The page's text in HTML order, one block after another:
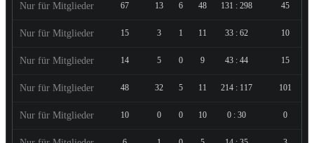
Nur für Mitglieder 67 13 6 48 131 : 298 45
Nur für Mitglieder 15 3 1 11 33 : 62 10
Nur für Mitglieder 14 5 0 9 43 : 44 15
Nur für Mitglieder 48 32 5 11 214 : 117 101
Nur für Mitglieder 10 0 0 10 0 : 30 0